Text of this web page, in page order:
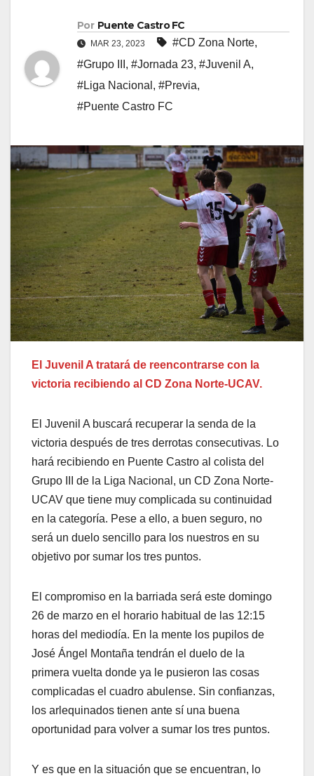
Por Puente Castro FC
MAR 23, 2023 #CD Zona Norte,
#Grupo III , #Jornada 23, #Juvenil A,
#Liga Nacional , #Previa,
#Puente Castro FC
El Juvenil A tratará de reencontrarse con la
victoria recibiendo al CD Zona Norte-UCAV.
El Juvenil A buscará recuperar la senda de la
victoria después de tres derrotas consecutivas. Lo
hará recibiendo en Puente Castro al colista del
Grupo III de la Liga Nacional, un CD Zona Norte-
UCAV que tiene muy complicada su continuidad
en la categoría. Pese a ello, a buen seguro, no
será un duelo sencillo para los nuestros en su
objetivo por sumar los tres puntos.
El compromiso en la barriada será este domingo
26 de marzo en el horario habitual de las 12:15
horas del mediodía. En la mente los pupilos de
José Ángel Montaña tendrán el duelo de la
primera vuelta donde ya le pusieron las cosas
complicadas el cuadro abulense. Sin confianzas,
los arlequinados tienen ante sí una buena
oportunidad para volver a sumar los tres puntos.
Y es que en la situación que se encuentran, lo